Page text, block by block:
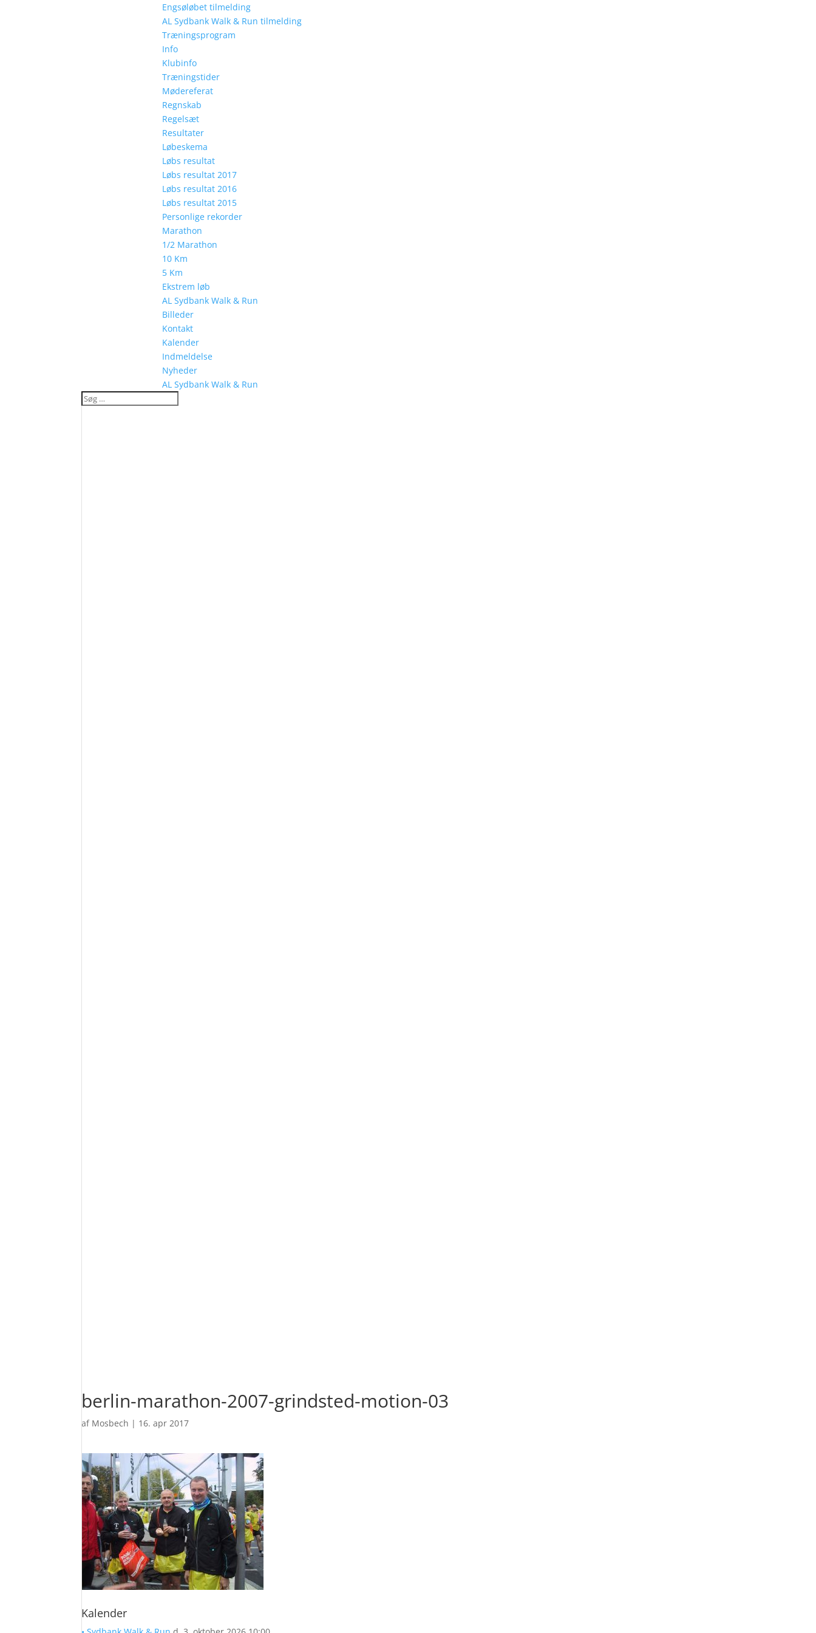
Engsøløbet tilmelding
AL Sydbank Walk & Run tilmelding
Træningsprogram
Info
Klubinfo
Træningstider
Mødereferat
Regnskab
Regelsæt
Resultater
Løbeskema
Løbs resultat
Løbs resultat 2017
Løbs resultat 2016
Løbs resultat 2015
Personlige rekorder
Marathon
1/2 Marathon
10 Km
5 Km
Ekstrem løb
AL Sydbank Walk & Run
Billeder
Kontakt
Kalender
Indmeldelse
Nyheder
AL Sydbank Walk & Run
berlin-marathon-2007-grindsted-motion-03
af Mosbech | 16. apr 2017
Kalender